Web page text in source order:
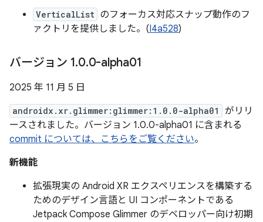
VerticalList のフォーカス対応スナップ動作のフ
ァクトリを提供しました。(I4a528)
バージョン 1.0.0-alpha01
2025 年 11 月 5 日
androidx.xr.glimmer:glimmer:1.0.0-alpha01
がリリ
ースされました。バージョン 1.0.0-alpha01 に含まれる
commit については、こちらをご覧ください。
新機能
拡張現実の Android XR エクスペリエンスを構築する
ためのデザイン言語と UI コンポーネントである
Jetpack Compose Glimmer のデベロッパー向け初期